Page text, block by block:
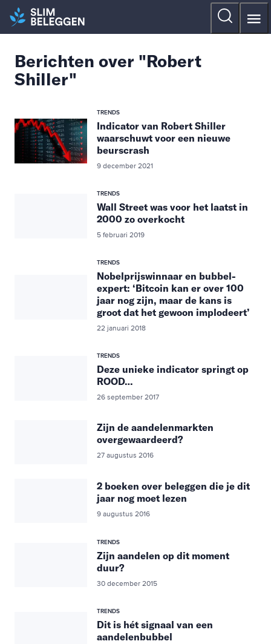
Berichten over "Robert
Shiller"
TRENDS
Indicator van Robert Shiller
waarschuwt voor een nieuwe
beurscrash
9 december 2021
TRENDS
Wall Street was voor het laatst in
2000 zo overkocht
5 februari 2019
TRENDS
Nobelprijswinnaar en bubbel-
expert: ‘Bitcoin kan er over 100
jaar nog zijn, maar de kans is
groot dat het gewoon implodeert’
22 januari 2018
TRENDS
Deze unieke indicator springt op
ROOD…
26 september 2017
Zijn de aandelenmarkten
overgewaardeerd?
27 augustus 2016
2 boeken over beleggen die je dit
jaar nog moet lezen
9 augustus 2016
TRENDS
Zijn aandelen op dit moment
duur?
30 december 2015
TRENDS
Dit is hét signaal van een
aandelenbubbel